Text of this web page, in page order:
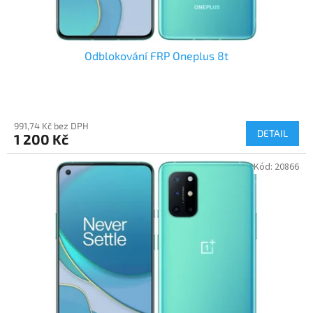
Odblokování FRP Oneplus 8t
991,74 Kč bez DPH
1 200 Kč DETAIL
Kód: 20866